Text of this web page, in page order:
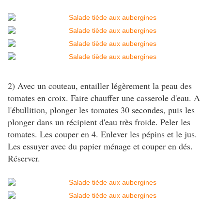
2) Avec un couteau, entailler légèrement la peau des
tomates en croix. Faire chauffer une casserole d'eau. A
l'ébullition, plonger les tomates 30 secondes, puis les
plonger dans un récipient d'eau très froide. Peler les
tomates. Les couper en 4. Enlever les pépins et le jus.
Les essuyer avec du papier ménage et couper en dés.
Réserver.